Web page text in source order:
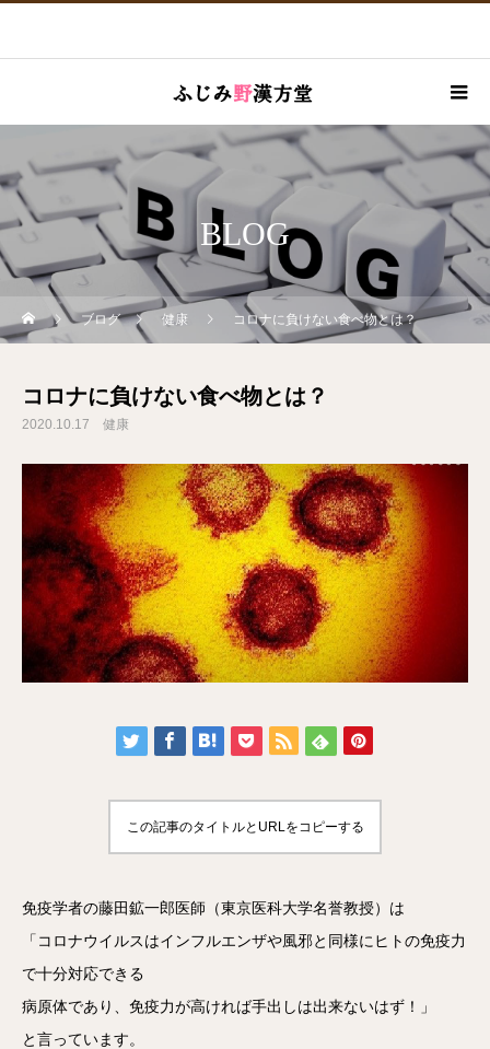
BLOG
ブログ 健康 コロナに負けない食べ物とは？
コロナに負けない食べ物とは？
2020.10.17 健康
この記事のタイトルとURLをコピーする
免疫学者の藤田鉱一郎医師（東京医科大学名誉教授）は
「コロナウイルスはインフルエンザや風邪と同様にヒトの免疫力
で十分対応できる
病原体であり、免疫力が高ければ手出しは出来ないはず！」
と言っています。